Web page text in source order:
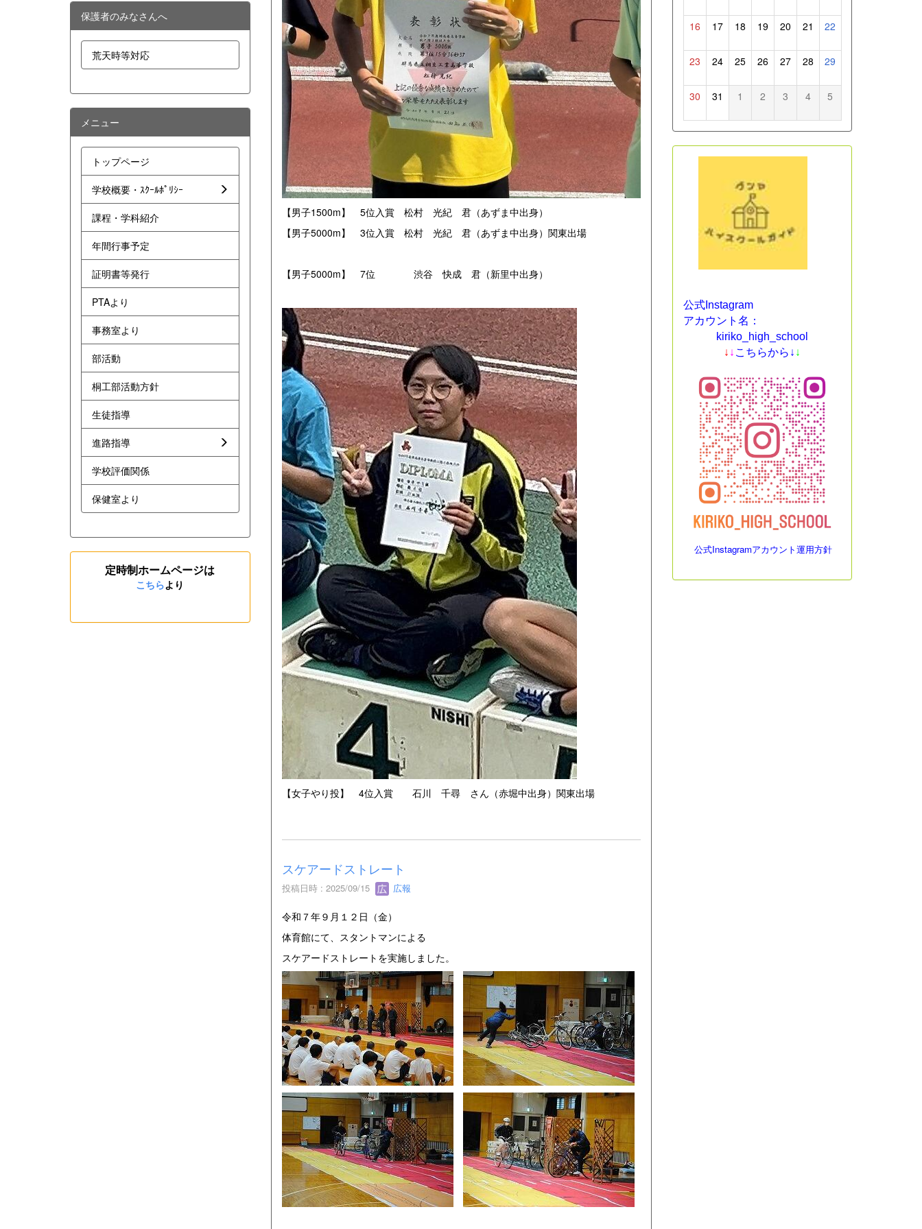
【男子1500m】 5位入賞 松村 光紀 君（あずま中出身）
【男子5000m】 3位入賞 松村 光紀 君（あずま中出身）関東出場
【男子5000m】 7位 渋谷 快成 君（新里中出身）
【女子やり投】 4位入賞 石川 千尋 さん（赤堀中出身）関東出場
スケアードストレート
投稿日時 : 2025/09/15 広報
令和７年９月１２日（金）
体育館にて、スタントマンによる
スケアードストレートを実施しました。
保護者のみなさんへ
荒天時等対応
メニュー
トップページ
学校概要・ｽｸｰﾙﾎﾟﾘｼｰ
課程・学科紹介
年間行事予定
証明書等発行
PTAより
事務室より
部活動
桐工部活動方針
生徒指導
進路指導
学校評価関係
保健室より
定時制ホームページは
こちらより
16 17 18 19 20 21 22
23 24 25 26 27 28 29
30 31 1 2 3 4 5
公式Instagram
アカウント名：
kiriko_high_school
↓ ↓ こちらから↓ ↓
公式Instagramアカウント運用方針